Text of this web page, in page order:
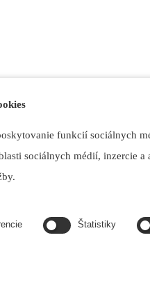
funkcií sociálnych
sociálnych médií, inzercie
Štatistiky